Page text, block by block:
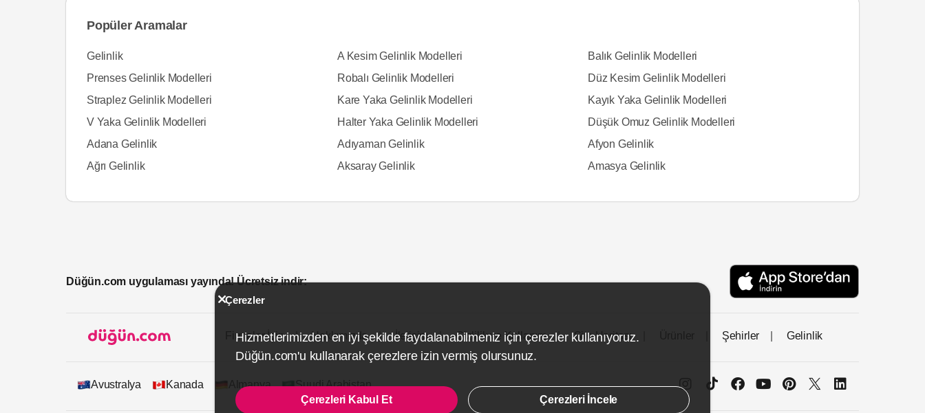
Popüler Aramalar
Gelinlik A Kesim Gelinlik Modelleri
Balık Gelinlik Modelleri
Prenses Gelinlik Modelleri
Robalı Gelinlik Modelleri
Düz Kesim Gelinlik Modelleri
Straplez Gelinlik Modelleri
Kare Yaka Gelinlik Modelleri
Kayık Yaka Gelinlik Modelleri
V Yaka Gelinlik Modelleri
Halter Yaka Gelinlik Modelleri
Düşük Omuz Gelinlik Modelleri
Adana Gelinlik
Adıyaman Gelinlik
Afyon Gelinlik
Ağrı Gelinlik
Aksaray Gelinlik Amasya Gelinlik
Düğün.com uygulaması yayında! Ücretsiz indir:
Firmalar İçin Hakkımızda İletişim Gizlilik ve Kullanım Site Haritası Şehirler Gelinlik
Avustralya Kanada Almanya Suudi Arabistan
Çerezler
Hizmetlerimizden en iyi şekilde faydalanabilmeniz için çerezler kullanıyoruz.
Düğün.com'u kullanarak çerezlere izin vermiş olursunuz.
Çerezleri Kabul Et Çerezleri İncele